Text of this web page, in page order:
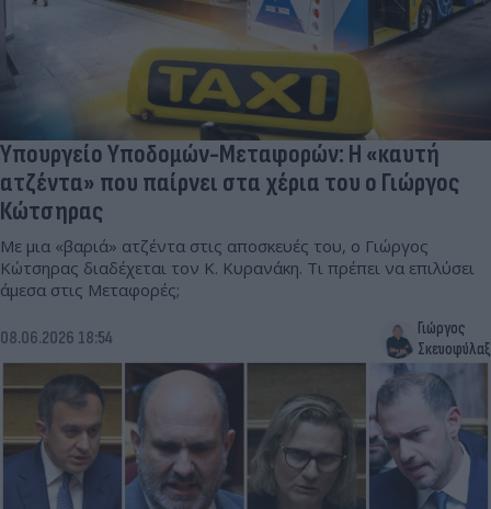
Υπουργείο Υποδομών-Μεταφορών: Η «καυτή
ατζέντα» που παίρνει στα χέρια του ο Γιώργος
Κώτσηρας
Με μια «βαριά» ατζέντα στις αποσκευές του, ο Γιώργος
Κώτσηρας διαδέχεται τον Κ. Κυρανάκη. Τι πρέπει να επιλύσει
άμεσα στις Μεταφορές;
08.06.2026 18:54
Γιώργος
Σκευοφύλαξ